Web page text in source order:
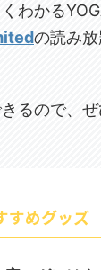
わかる
の読み
きるので、
すめグッズ